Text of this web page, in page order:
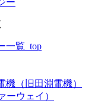
ー
一覧_top
機（旧田淵電機）
ーウェイ）